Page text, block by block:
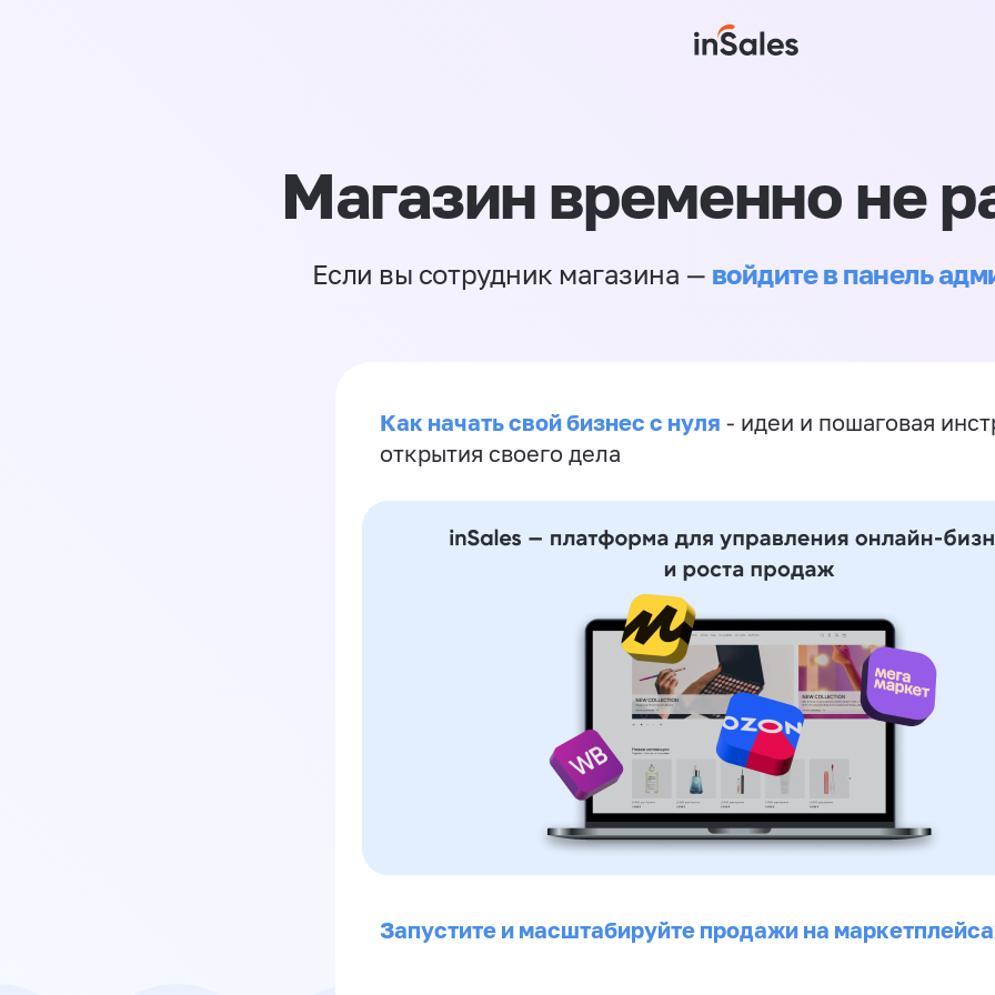
Магазин временно не
Если вы сотрудник магазина — войдите в панель
Как начать свой бизнес с нуля - идеи и пошаговая
открытия своего дела
Запустите и масштабируйте продажи на